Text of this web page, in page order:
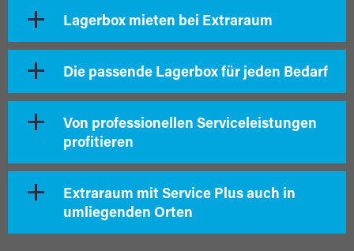
Lagerbox mieten bei Extraraum
Die passende Lagerbox für jeden Bedarf
Von professionellen Serviceleistungen
profitieren
Extraraum mit Service Plus auch in
umliegenden Orten